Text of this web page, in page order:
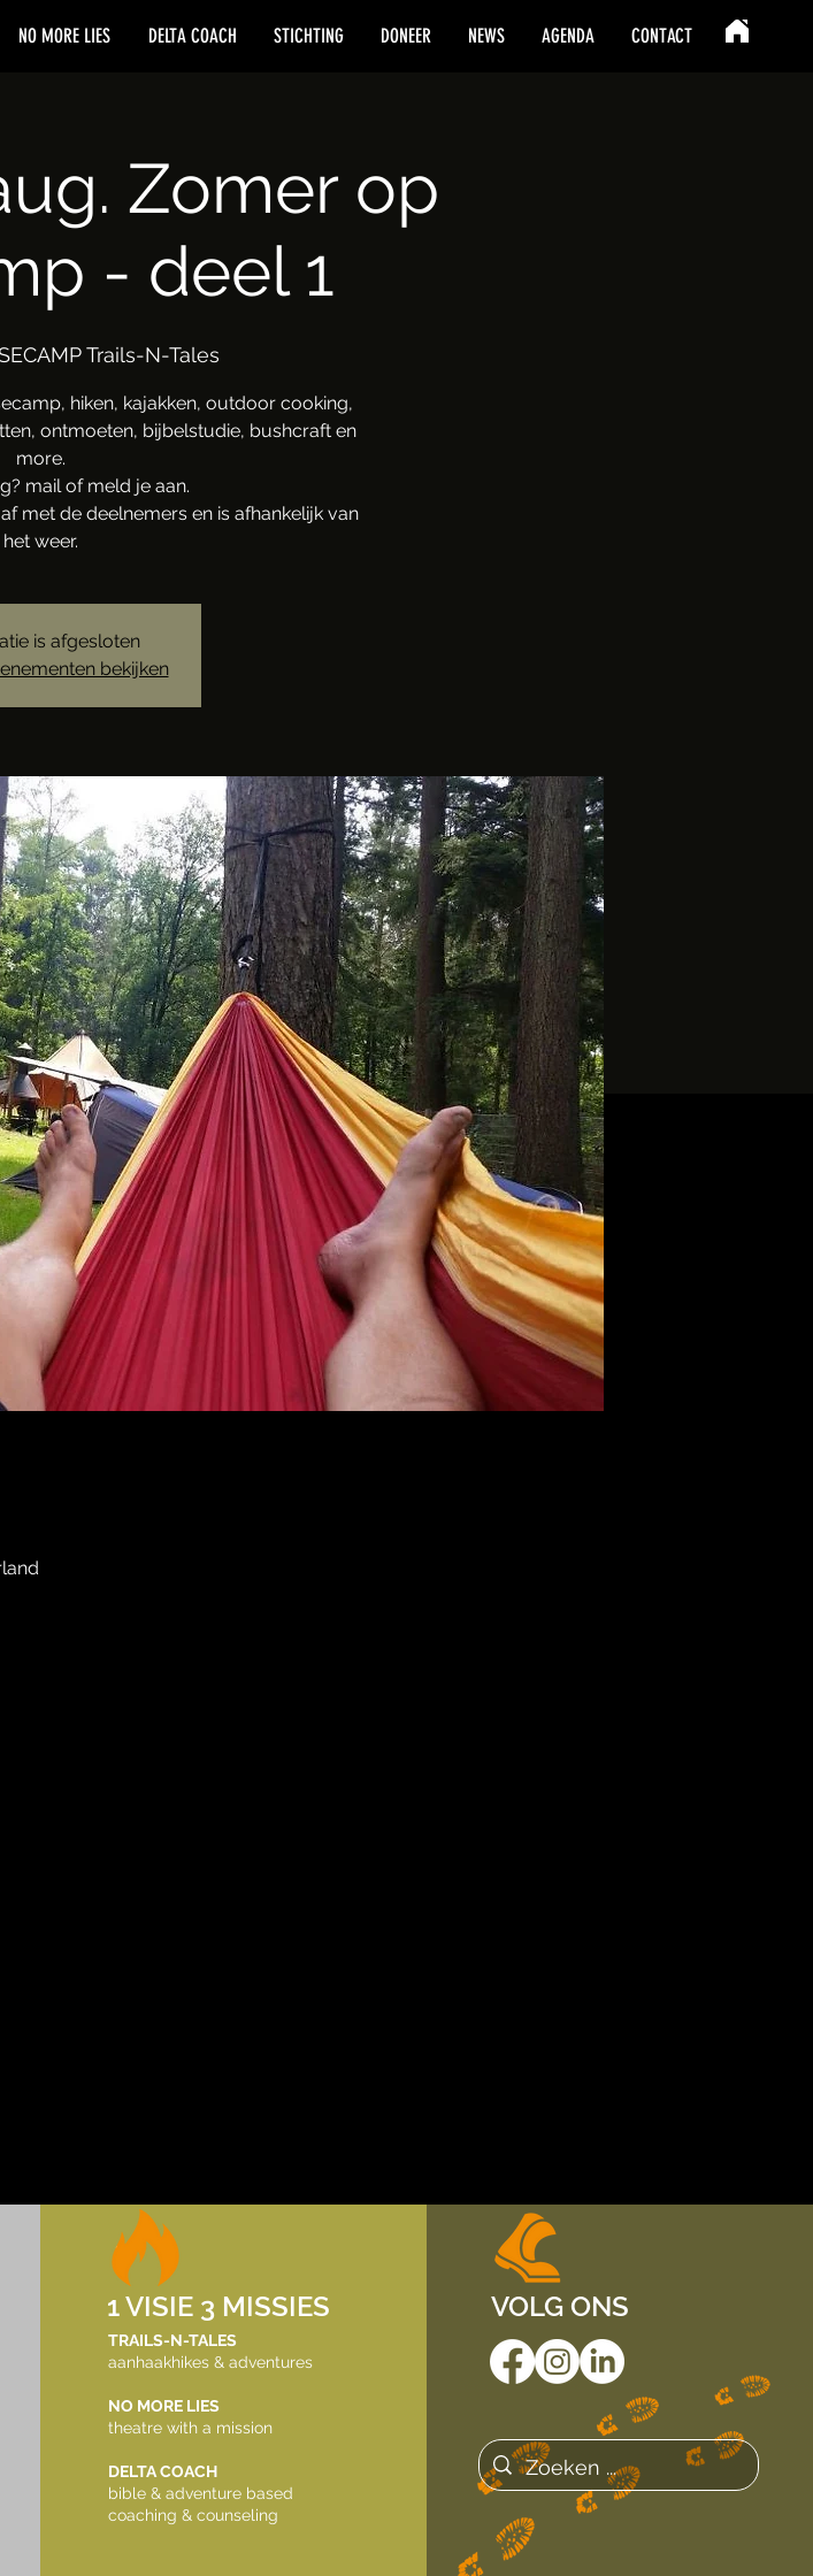
NO MORE LIES DELTA COACH STICHTING DONEER NEWS AGENDA CONTACT
Zomer op
- deel 1
Trails-N-Tales
hiken, kajakken, outdoor cooking,
ontmoeten, bijbelstudie, bushcraft en
more.
mail of meld je aan.
met de deelnemers en is afhankelijk van
het weer.
is afgesloten
bekijken
Met trots gemaakt met
1 VISIE 3 MISSIES
TRAILS-N-TALES
aanhaakhikes & adventures
NO MORE LIES
theatre with a mission
DELTA COACH
bible & adventure based
coaching & counseling
VOLG ONS